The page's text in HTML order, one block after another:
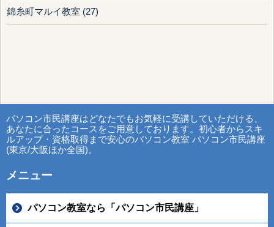
錦糸町マルイ教室 (27)
パソコン市民講座はどなたでもお気軽に受講していただける、
あなたに合ったコースをご用意しております。初心者からスキ
ルアップ・資格取得まで安心のパソコン教室 パソコン市民講座
(東京/大阪ほか全国)。
メニュー
パソコン教室なら「パソコン市民講座」